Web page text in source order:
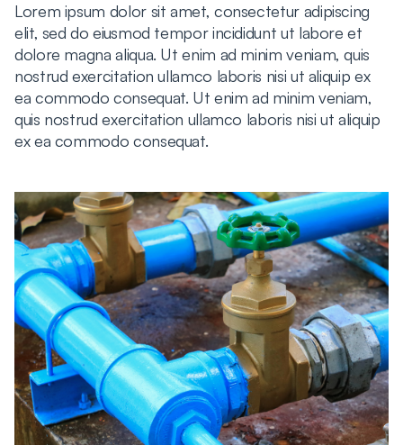
Lorem ipsum dolor sit amet, consectetur adipiscing
elit, sed do eiusmod tempor incididunt ut labore et
dolore magna aliqua. Ut enim ad minim veniam, quis
nostrud exercitation ullamco laboris nisi ut aliquip ex
ea commodo consequat. Ut enim ad minim veniam,
quis nostrud exercitation ullamco laboris nisi ut aliquip
ex ea commodo consequat.